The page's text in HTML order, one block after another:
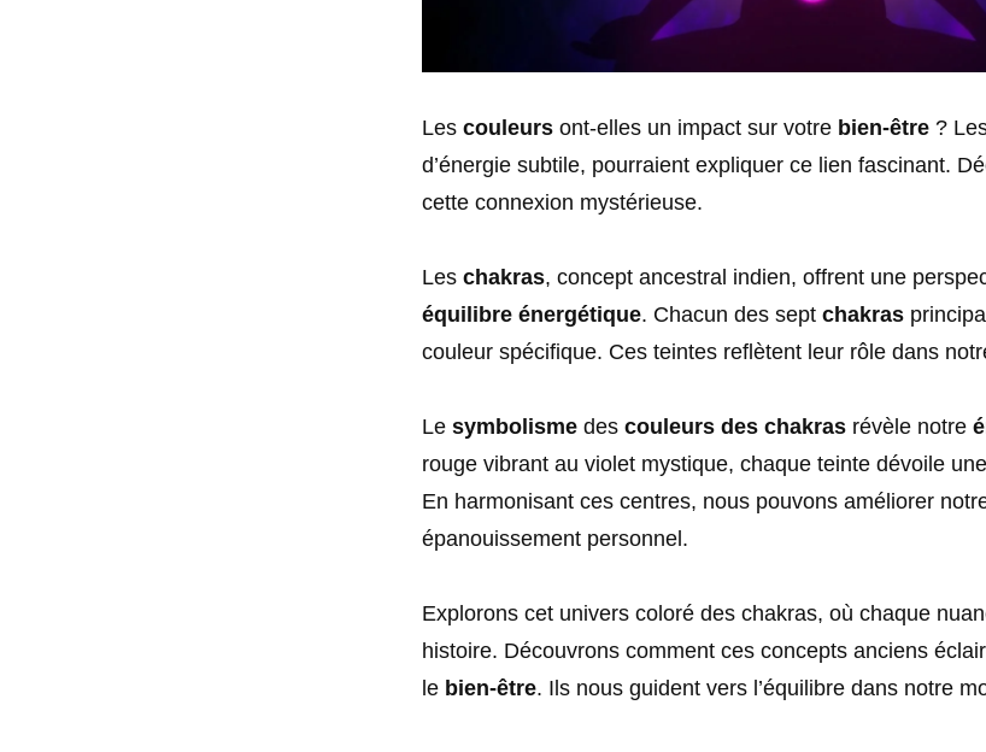
Les couleurs ont-elles un impact sur votre bien-être ?
d’énergie subtile, pourraient expliquer ce lien fascinant.
cette connexion mystérieuse.
Les chakras, concept ancestral indien, offrent une
équilibre énergétique. Chacun des sept chakras
couleur spécifique. Ces teintes reflètent leur rôle dans
Le symbolisme des couleurs des chakras révèle notre
rouge vibrant au violet mystique, chaque teinte dévoile
En harmonisant ces centres, nous pouvons améliorer
épanouissement personnel.
Explorons cet univers coloré des chakras, où chaque
histoire. Découvrons comment ces concepts anciens
le bien-être. Ils nous guident vers l’équilibre dans notre